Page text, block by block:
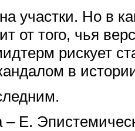
участки. Но в
от того, чья
рискует
в
E.